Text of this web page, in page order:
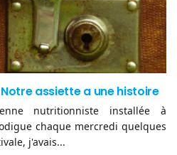
assiette a une histoire
nutritionniste installée à
chaque mercredi quelques
j'avais...